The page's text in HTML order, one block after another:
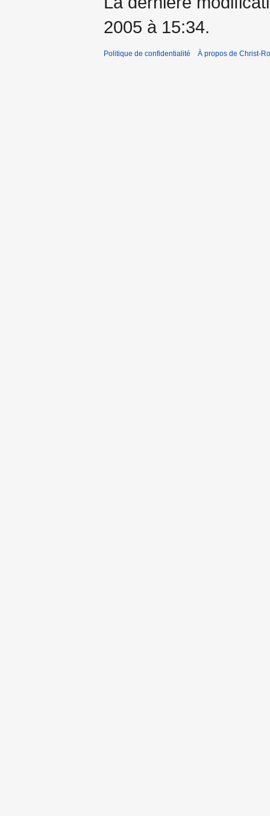
2005 à 15:34.
Politique de confidentialité À propos de Christ-